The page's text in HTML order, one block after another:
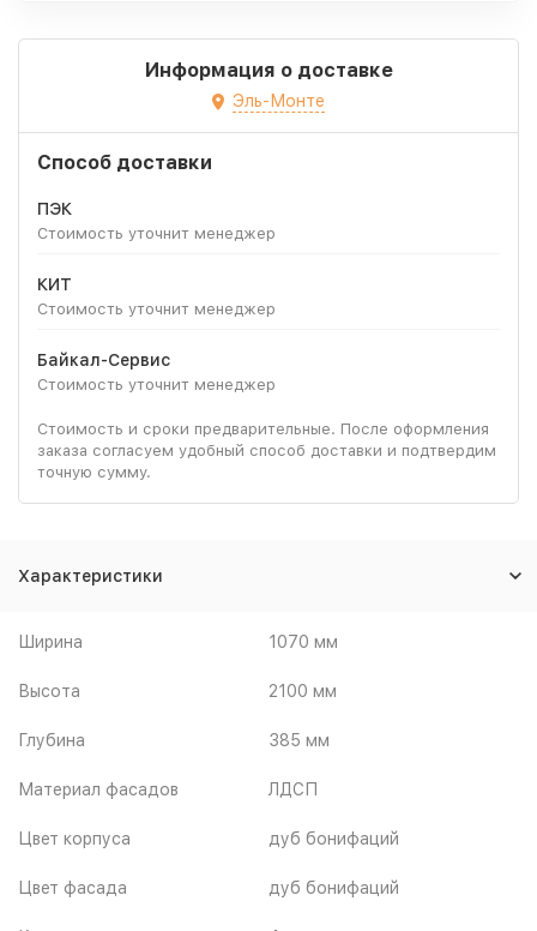
Информация о доставке
Эль-Монте
Способ доставки
ПЭК
Стоимость уточнит менеджер
КИТ
Стоимость уточнит менеджер
Байкал-Сервис
Стоимость уточнит менеджер
Стоимость и сроки предварительные. После оформления
заказа согласуем удобный способ доставки и подтвердим
точную сумму.
Характеристики
Ширина 1070 мм
Высота 2100 мм
Глубина 385 мм
Материал фасадов ЛДСП
Цвет корпуса дуб бонифаций
Цвет фасада дуб бонифаций